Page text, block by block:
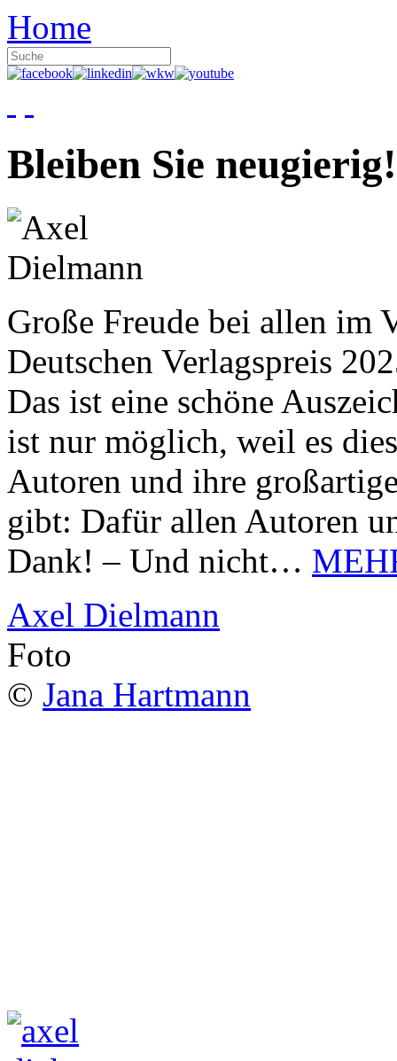
Home
Bleiben Sie neugierig!
Große Freude bei allen im
Deutschen Verlagspreis
Das ist eine schöne
ist nur möglich, weil es
Autoren und ihre
gibt: Dafür allen Autoren
Dank! – Und nicht…
Axel Dielmann
Foto
© Jana Hartmann